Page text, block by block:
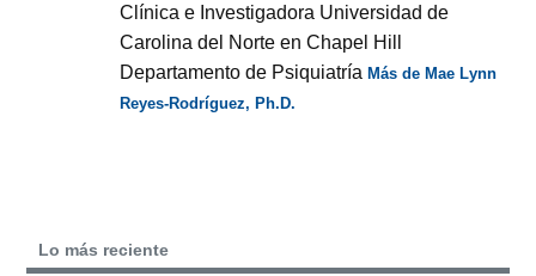
Clínica e Investigadora Universidad de
Carolina del Norte en Chapel Hill
Departamento de PsiquiatríaMás de Mae Lynn
Reyes-Rodríguez, Ph.D.
Lo más reciente